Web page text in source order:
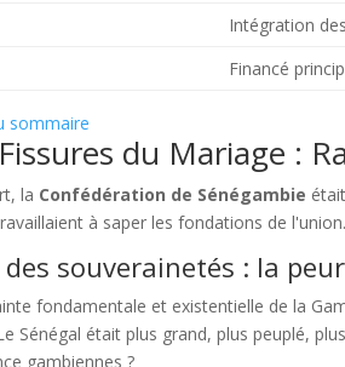
Intégration
Financé
sommaire
du Mariage :
la Confédération de Sénégambie
à saper les fondations de
des souverainetés : la
fondamentale et existentielle de la
Sénégal était plus grand, plus peuplé,
gambiennes ?